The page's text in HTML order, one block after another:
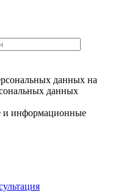
данных на
данных
и информационные